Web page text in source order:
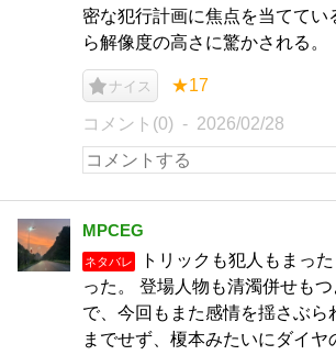
密な犯行計画に焦点を当ててい
ら解像度の高さに驚かされる。
ナイス ★17
コメント(0) 2026/02/28
MPCEG
ネタバレ
トリックも犯人もまっ
った。 登場人物も清濁併せも
で、今回もまた感情を揺さぶら
までせず、榎本みたいにダイヤ